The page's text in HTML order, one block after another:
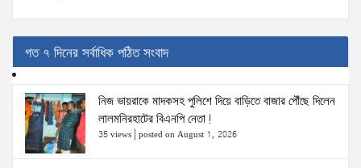
গত ৭ দিনের সর্বাধিক পঠিত সংবাদ
নিজ ভায়রাকে মাদকসহ পুলিশে দিয়ে বাড়িতে বাজার পৌঁছে দিলেন
লালমনিরহাটের বিএনপি নেতা!
35 views posted on August 1, 2026